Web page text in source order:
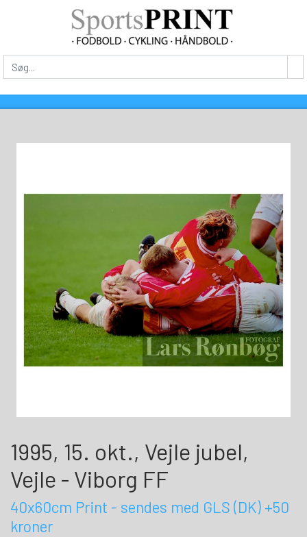
1995, 15. okt., Vejle jubel,
Vejle - Viborg FF
40x60cm Print - sendes med GLS (DK) +50
kroner